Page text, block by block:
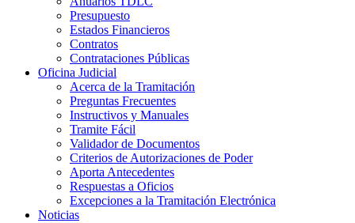
Presupuesto
Estados Financieros
Contratos
Contrataciones Públicas
Oficina Judicial
Acerca de la Tramitación
Preguntas Frecuentes
Instructivos y Manuales
Tramite Fácil
Validador de Documentos
Criterios de Autorizaciones de Poder
Aporta Antecedentes
Respuestas a Oficios
Excepciones a la Tramitación Electrónica
Noticias